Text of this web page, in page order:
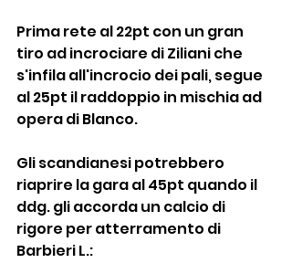
Prima rete al 22pt con un gran
tiro ad incrociare di Ziliani che
s'infila all'incrocio dei pali, segue
al 25pt il raddoppio in mischia ad
opera di Blanco.
Gli scandianesi potrebbero
riaprire la gara al 45pt quando il
ddg. gli accorda un calcio di
rigore per atterramento di
Barbieri L.: